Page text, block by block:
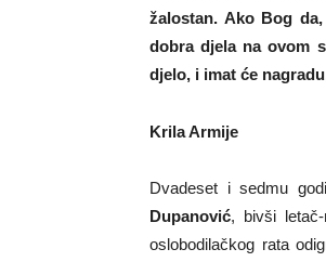
žalostan. Ako Bog
dobra djela na ovom
djelo, i imat će nagradu
Krila Armije
Dvadeset i sedmu
Dupanović, bivši
oslobodilačkog rata